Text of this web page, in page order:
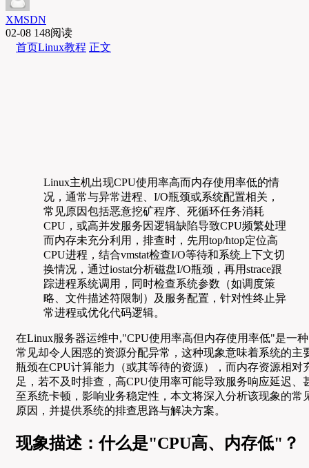
XMSDN
02-08 148阅读
首页Linux教程 正文
Linux主机出现CPU使用率高而内存使用率低的情
况，通常与异常进程、I/O瓶颈或系统配置相关，
常见原因包括恶意挖矿程序、死循环任务消耗
CPU，或高并发服务因逻辑缺陷导致CPU频繁处理
而内存未充分利用，排查时，先用top/htop定位高
CPU进程，结合vmstat检查I/O等待和系统上下文切
换情况，通过iostat分析磁盘I/O瓶颈，再用strace跟
踪进程系统调用，同时检查系统参数（如调度策
略、文件描述符限制）及服务配置，针对性终止异
常进程或优化代码逻辑。
在Linux服务器运维中,"CPU使用率高但内存使用率低"是一种
常见却令人困惑的资源分配异常，这种现象意味着系统的主
瓶颈在CPU计算能力（或其等待的资源），而内存资源相对
足，若不及时排查，高CPU使用率可能导致服务响应延迟、
至系统卡顿，影响业务稳定性，本文将深入分析该现象的常
原因，并提供系统的排查思路与解决方案。
现象描述：什么是"CPU高、内存低"？